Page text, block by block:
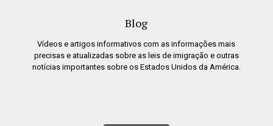
Blog
Vídeos e artigos informativos com as informações mais
precisas e atualizadas sobre as leis de imigração e outras
notícias importantes sobre os Estados Unidos da América.